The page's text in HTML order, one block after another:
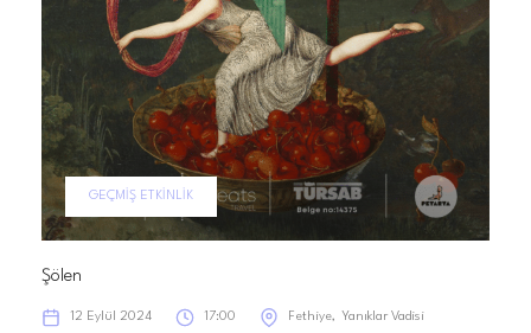
GEÇMIŞ ETKINLIK
Şölen
12 Eylül 2024 17:00 Fethiye Yanıklar Vadisi